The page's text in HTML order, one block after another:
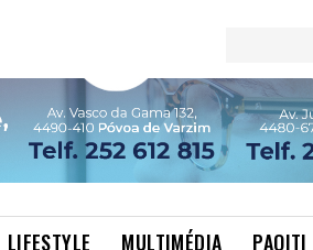
LIFESTYLE MULTIMÉDIA PAOITI